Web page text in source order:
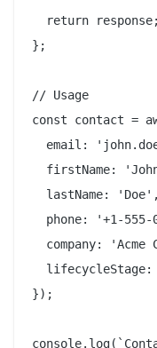
  return response;
};
// Usage
const contact =
email:
firstName:
  lastName: 'Doe',
phone: '+1-555-
company: 'Acme
lifecycleStage:
});